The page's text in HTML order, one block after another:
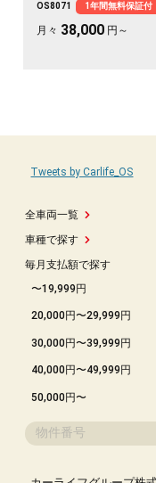
クテーブルで、長距離移動も
すよ。安心してお乗りいただ
OS8071 1年間無料保証付
月々 38,000 円～
全車両一覧
車種で探す
毎月支払額で探す
〜19,999円
20,000円〜29,999円
30,000円〜39,999円
40,000円〜49,999円
50,000円〜
Tweets by Carlife_OS